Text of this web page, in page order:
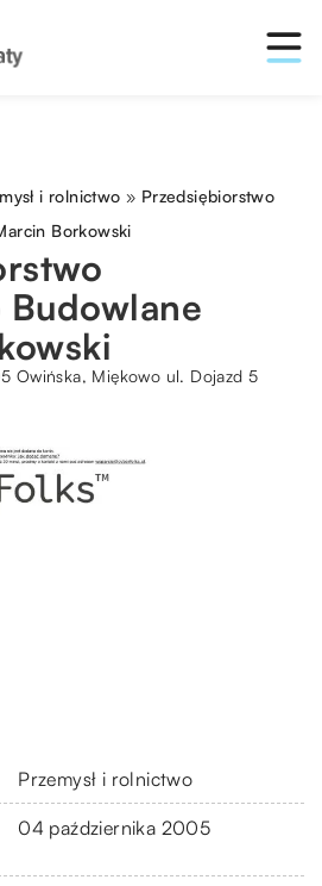
i rolnictwo » Przedsiębiorstwo
Borkowski
Budowlane
Owińska, Miękowo ul. Dojazd 5
Przemysł i rolnictwo
04 października 2005